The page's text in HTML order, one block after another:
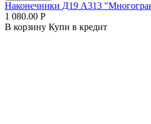
Наконечники Д19 А313
1 080.00 Р
В корзину Купи в кредит